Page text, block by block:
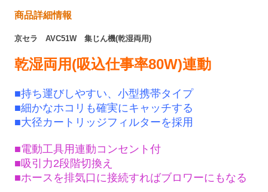
商品詳細情報
京セラ AVC51W 集じん機(乾湿両用)
乾湿両用(吸込仕事率80W)連動
■持ち運びしやすい、小型携帯タイプ
■細かなホコリも確実にキャッチする
■大径カートリッジフィルターを採用
■電動工具用連動コンセント付
■吸引力2段階切換え
■ホースを排気口に接続すればブロワーにもなる